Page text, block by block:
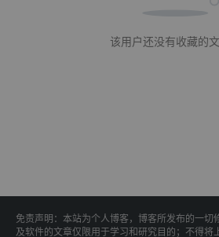
该用户还没有收藏的文
免责声明：本站为个人博客，博客所发布的一切
及软件的文章仅限用于学习和研究目的；不得将